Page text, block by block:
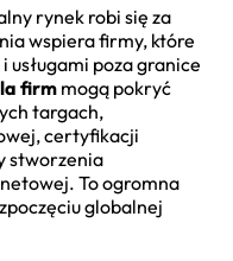
rynek robi się za
wspiera firmy, które
usługami poza granice
firm mogą pokryć
targach,
certyfikacji
stworzenia
To ogromna
globalnej